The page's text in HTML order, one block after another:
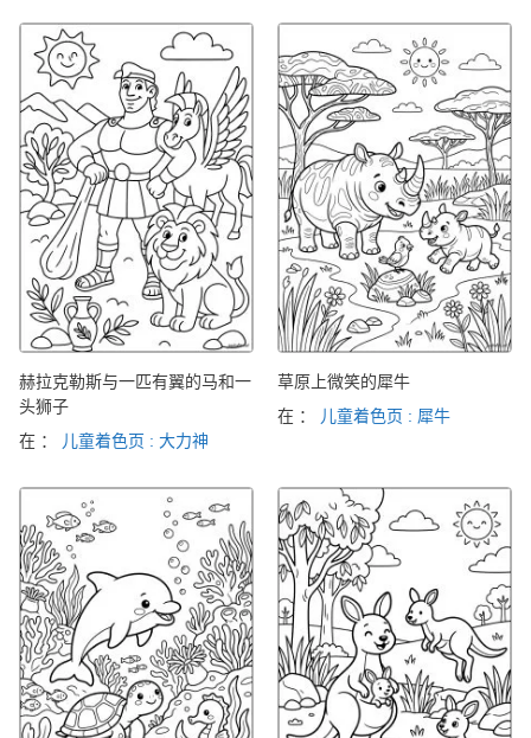
赫拉克勒斯与一匹有翼的马和一
头狮子
在 ：
儿童着色页 : 大力神
草原上微笑的犀牛
在 ：
儿童着色页 : 犀牛